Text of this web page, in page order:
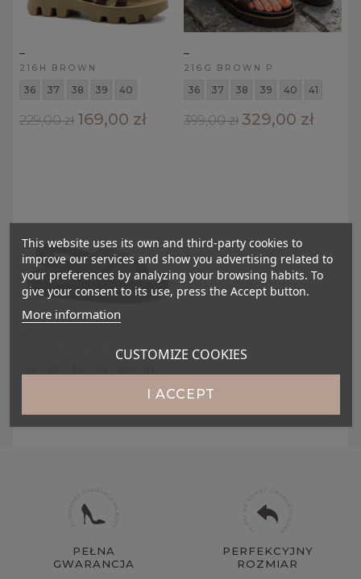
216H BROWN
36 37 38 39 40
229,00 zł 169,00 zł
216G BROWN P
36 37 38 39 40 41
399,00 zł 329,00 zł
PEŁNA
GWARANCJA
PERFEKCYJNY
ROZMIAR
This website uses its own and third-party cookies to
improve our services and show you advertising related to
your preferences by analyzing your browsing habits. To
give your consent to its use, press the Accept button.
More information
CUSTOMIZE COOKIES
I ACCEPT